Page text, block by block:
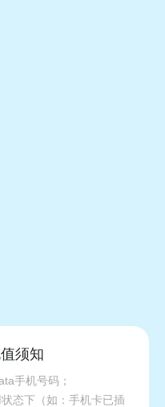
须知
手机号码；
态下（如：手机卡已插